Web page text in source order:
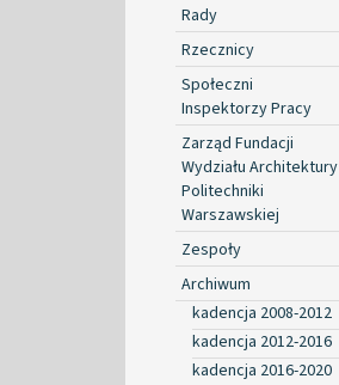
Rady
Rzecznicy
Społeczni
Inspektorzy Pracy
Zarząd Fundacji
Wydziału Architektury
Politechniki
Warszawskiej
Zespoły
Archiwum
kadencja 2008-2012
kadencja 2012-2016
kadencja 2016-2020